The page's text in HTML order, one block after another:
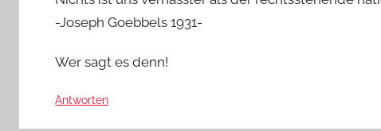
-Joseph Goebbels 1931-
Wer sagt es denn!
Antworten